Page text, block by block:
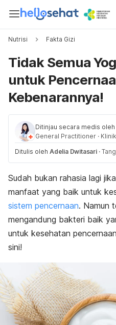
Nutrisi Fakta Gizi
Tidak Semua
untuk
Kebenarannya!
Ditinjau secara medis oleh
General Practitioner ·
Ditulis oleh Adelia Dwitasari ·
Sudah bukan rahasia lagi
manfaat yang baik untuk
sistem pencernaan. Namun
mengandung bakteri baik
untuk kesehatan pencernaan
sini!